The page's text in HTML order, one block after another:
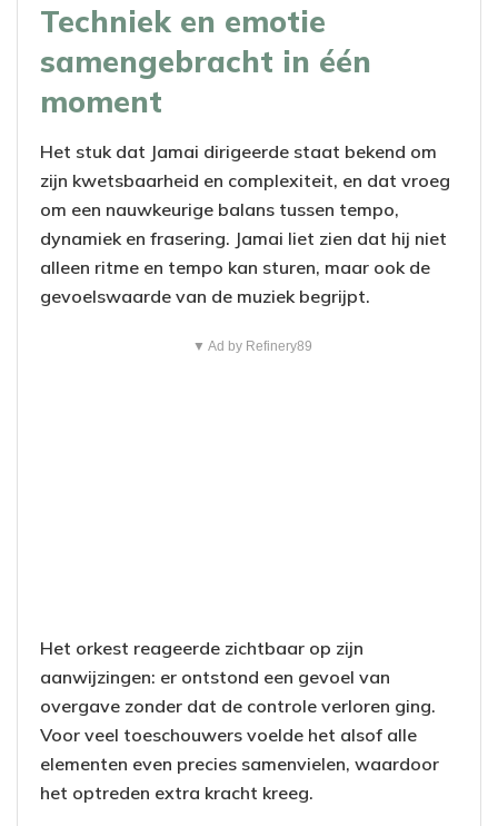
Techniek en emotie
samengebracht in één
moment
Het stuk dat Jamai dirigeerde staat bekend om
zijn kwetsbaarheid en complexiteit, en dat vroeg
om een nauwkeurige balans tussen tempo,
dynamiek en frasering. Jamai liet zien dat hij niet
alleen ritme en tempo kan sturen, maar ook de
gevoelswaarde van de muziek begrijpt.
▼ Ad by Refinery89
Het orkest reageerde zichtbaar op zijn
aanwijzingen: er ontstond een gevoel van
overgave zonder dat de controle verloren ging.
Voor veel toeschouwers voelde het alsof alle
elementen even precies samenvielen, waardoor
het optreden extra kracht kreeg.